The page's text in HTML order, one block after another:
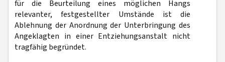
für die Beurteilung eines möglichen Hangs
relevanter, festgestellter Umstände ist die
Ablehnung der Anordnung der Unterbringung des
Angeklagten in einer Entziehungsanstalt nicht
tragfähig begründet.